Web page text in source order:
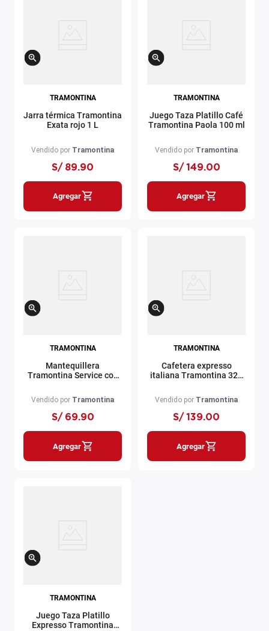
TRAMONTINA
Jarra térmica Tramontina
Exata rojo 1 L
Vendido por Tramontina
S/ 89.90
Agregar
TRAMONTINA
Juego Taza Platillo Café
Tramontina Paola 100 ml
Vendido por Tramontina
S/ 149.00
Agregar
TRAMONTINA
Mantequillera
Tramontina Service con
Vendido por Tramontina
S/ 69.90
Agregar
TRAMONTINA
Cafetera expresso
italiana Tramontina 320
Vendido por Tramontina
S/ 139.00
Agregar
TRAMONTINA
Juego Taza Platillo
Expresso Tramontina